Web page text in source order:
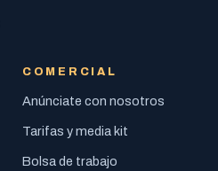
COMERCIAL
Anúnciate con nosotros
Tarifas y media kit
Bolsa de trabajo